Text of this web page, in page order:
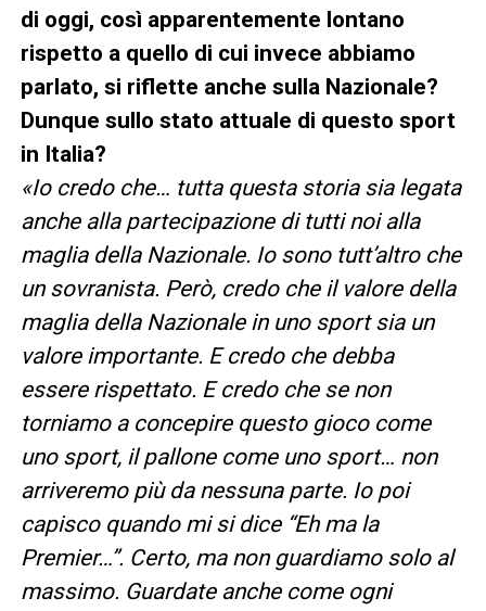
di oggi, così apparentemente lontano
rispetto a quello di cui invece abbiamo
parlato, si riflette anche sulla Nazionale?
Dunque sullo stato attuale di questo sport
in Italia?
«Io credo che… tutta questa storia sia legata
anche alla partecipazione di tutti noi alla
maglia della Nazionale. Io sono tutt’altro che
un sovranista. Però, credo che il valore della
maglia della Nazionale in uno sport sia un
valore importante. E credo che debba
essere rispettato. E credo che se non
torniamo a concepire questo gioco come
uno sport, il pallone come uno sport… non
arriveremo più da nessuna parte. Io poi
capisco quando mi si dice “Eh ma la
Premier…”. Certo, ma non guardiamo solo al
massimo. Guardate anche come ogni